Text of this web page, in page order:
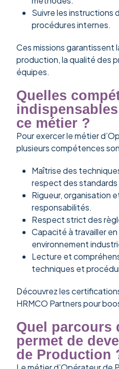
Suivre les instructions
procédures internes.
Ces missions garantissent
production, la qualité des
équipes.
Quelles
ce métier ?
Pour exercer le métier
plusieurs compétences
Maîtrise des
respect des standards
Rigueur, organisation
responsabilités.
Respect strict des
Capacité à travailler
environnement
Lecture et
techniques et
Découvrez les
HRMCO Partners pour
Quel parcours
permet de
de Production